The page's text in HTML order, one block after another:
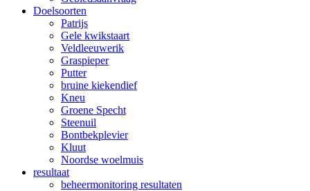
Doelsoorten
Patrijs
Gele kwikstaart
Veldleeuwerik
Graspieper
Putter
bruine kiekendief
Kneu
Groene Specht
Steenuil
Bontbekplevier
Kluut
Noordse woelmuis
resultaat
beheermonitoring resultaten